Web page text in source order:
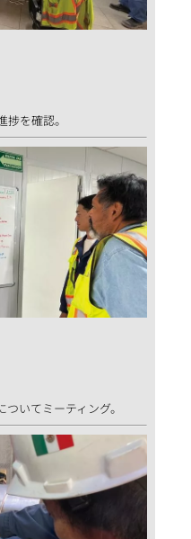
を確認。
いてミーティング。